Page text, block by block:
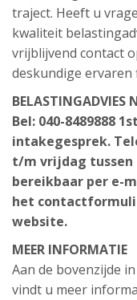
traject. Heeft u
kwaliteit
vrijblijvend contact
deskundige
BELASTINGADVIES
Bel: 040-8489888
intakegesprek.
t/m vrijdag tussen
bereikbaar per e-
het
website.
MEER INFORMATIE
Aan de bovenzijde
vindt u meer